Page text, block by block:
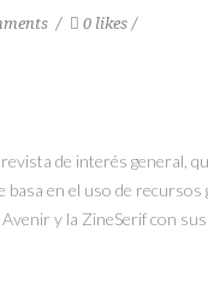
0 likes
de interés general,
basa en el uso de
y la ZineSerif con